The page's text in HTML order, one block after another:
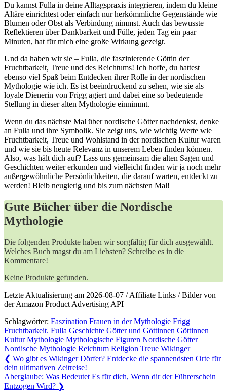
Du kannst‍ Fulla in deine Alltagspraxis integrieren, indem⁣ du ‍kleine
Altäre einrichtest oder einfach ​nur herkömmliche⁤ Gegenstände wie
Blumen ⁤oder Obst als‌ Verbindung‌ nimmst. ​Auch das bewusste
Reflektieren​ über ​Dankbarkeit⁢ und Fülle, jeden Tag ein⁤ paar
Minuten, hat für mich eine große Wirkung gezeigt.
Und da haben wir sie – ​Fulla, die faszinierende Göttin der
Fruchtbarkeit, Treue und des Reichtums! Ich hoffe, du hattest
ebenso ‌viel Spaß beim ⁣Entdecken ⁢ihrer Rolle in ⁤der nordischen
Mythologie⁤ wie ich. Es ist beeindruckend ​zu sehen, ⁤wie sie als
loyale Dienerin von Frigg agiert und dabei eine so bedeutende
Stellung in ⁣dieser‌ alten Mythologie einnimmt.
Wenn du das nächste Mal über ⁣nordische Götter nachdenkst, denke‍
an Fulla und ⁢ihre Symbolik. Sie zeigt uns, wie wichtig Werte wie
Fruchtbarkeit,⁣ Treue und Wohlstand in der ‌nordischen Kultur waren ​
und wie sie bis heute Relevanz in unserem⁣ Leben finden​ können.​
Also, was hält dich auf? Lass uns gemeinsam die ⁤alten ​Sagen und
Geschichten weiter erkunden und vielleicht ‍finden wir ja noch mehr
außergewöhnliche Persönlichkeiten, die ‍darauf warten, entdeckt ⁣zu
werden! Bleib neugierig und bis⁢ zum nächsten Mal!
Gute Bücher über die Nordische
Mythologie
Die folgenden Produkte haben wir sorgfältig für dich ausgewählt.
Welches Buch magst du am Liebsten? Schreibe es in die
Kommentare!
Keine Produkte gefunden.
Letzte Aktualisierung am 2026-08-07 / Affiliate Links / Bilder von
der Amazon Product Advertising API
Schlagwörter: Faszination Frauen in der Mythologie Frigg
Fruchtbarkeit. Fulla Geschichte Götter und Göttinnen Göttinnen
Kultur Mythologie Mythologische Figuren Nordische Götter
Nordische Mythologie Reichtum Religion Treue Wikinger
Beitragsnavigation
❮ Previous
Post:
Wo gibt es Wikinger Dörfer? Entdecke die spannendsten Orte für
dein ultimativen Zeitreise!
Next
Post:
Aberglaube: Was Bedeutet Es für dich, Wenn dir der Führerschein
Entzogen Wird? ❯